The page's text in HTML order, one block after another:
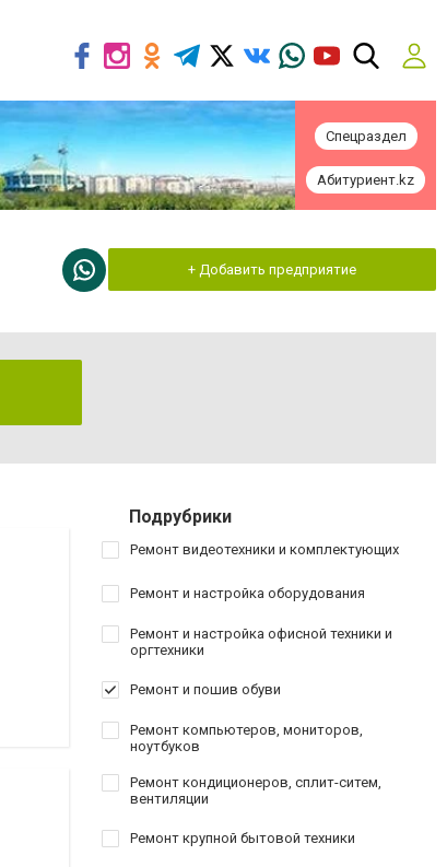
Спецраздел
Абитуриент.kz
+ Добавить предприятие
Подрубрики
Ремонт видеотехники и комплектующих
Ремонт и настройка оборудования
Ремонт и настройка офисной техники и
оргтехники
Ремонт и пошив обуви
Ремонт компьютеров, мониторов,
ноутбуков
Ремонт кондиционеров, сплит-ситем,
вентиляции
Ремонт крупной бытовой техники